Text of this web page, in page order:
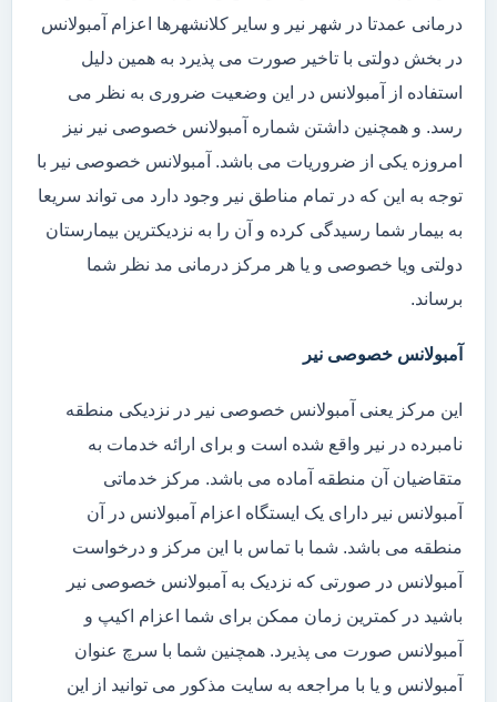
درمانی عمدتا در شهر نیر و سایر کلانشهرها اعزام آمبولانس
در بخش دولتی با تاخیر صورت می پذیرد به همین دلیل
استفاده از آمبولانس در این وضعیت ضروری به نظر می
رسد. و همچنین داشتن شماره آمبولانس خصوصی نیر نیز
امروزه یکی از ضروریات می باشد. آمبولانس خصوصی نیر با
توجه به این که در تمام مناطق نیر وجود دارد می تواند سریعا
به بیمار شما رسیدگی کرده و آن را به نزدیکترین بیمارستان
دولتی ویا خصوصی و یا هر مرکز درمانی مد نظر شما
برساند.
آمبولانس خصوصی نیر
این مرکز یعنی آمبولانس خصوصی نیر در نزدیکی منطقه
نامبرده در نیر واقع شده است و برای ارائه خدمات به
متقاضیان آن منطقه آماده می باشد. مرکز خدماتی
آمبولانس نیر دارای یک ایستگاه اعزام آمبولانس در آن
منطقه می باشد. شما با تماس با این مرکز و درخواست
آمبولانس در صورتی که نزدیک به آمبولانس خصوصی نیر
باشید در کمترین زمان ممکن برای شما اعزام اکیپ و
آمبولانس صورت می پذیرد. همچنین شما با سرچ عنوان
آمبولانس و یا با مراجعه به سایت مذکور می توانید از این